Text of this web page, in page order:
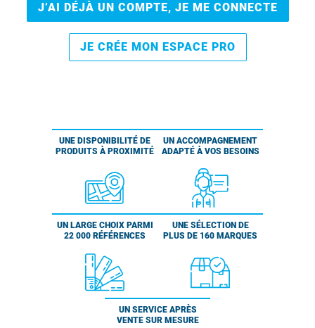
J’AI DÉJÀ UN COMPTE, JE ME CONNECTE
JE CRÉE MON ESPACE PRO
UNE DISPONIBILITÉ DE
PRODUITS À PROXIMITÉ
UN ACCOMPAGNEMENT
ADAPTÉ À VOS BESOINS
UN LARGE CHOIX PARMI
22 000 RÉFÉRENCES
UNE SÉLECTION DE
PLUS DE 160 MARQUES
UN SERVICE APRÈS
VENTE SUR MESURE